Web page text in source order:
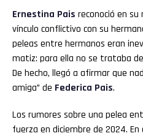
Ernestina Pais reconoció en
vínculo conflictivo con su
peleas entre hermanos eran
matiz: para ella no se trataba
De hecho, llegó a afirmar que
amiga” de Federica Pais.
Los rumores sobre una pelea
fuerza en diciembre de 2024.